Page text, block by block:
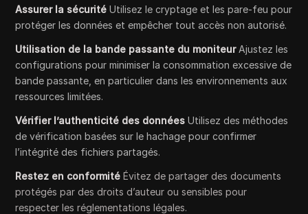
Assurer la sécuritéUtilisez le cryptage et les pare-feu pour
protéger les données et empêcher tout accès non autorisé.
Utilisation de la bande passante du moniteur Ajustez les
configurations pour minimiser la consommation excessive de
bande passante, en particulier dans les environnements aux
ressources limitées.
Vérifier l’authenticité des donnéesUtilisez des méthodes
de vérification basées sur le hachage pour confirmer
l’intégrité des fichiers partagés.
Restez en conformitéÉvitez de partager des documents
protégés par des droits d’auteur ou sensibles pour
respecter les réglementations légales.